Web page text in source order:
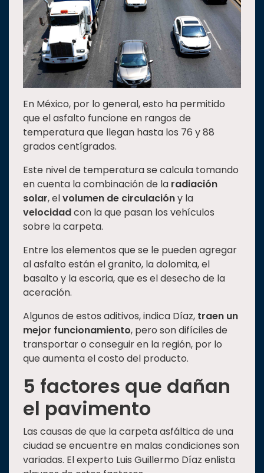
En México, por lo general, esto ha permitido
que el asfalto funcione en rangos de
temperatura que llegan hasta los 76 y 88
grados centígrados.
Este nivel de temperatura se calcula tomando
en cuenta la combinación de la radiación
solar, elvolumen de circulacióny la
velocidadcon la que pasan los vehículos
sobre la carpeta.
Entre los elementos que se le pueden agregar
al asfalto están el granito, la dolomita, el
basalto y la escoria, que es el desecho de la
aceración.
Algunos de estos aditivos, indica Díaz, traen un
mejor funcionamiento, pero son difíciles de
transportar o conseguir en la región, por lo
que aumenta el costo del producto.
5 factores que dañan
el pavimento
Las causas de que la carpeta asfáltica de una
ciudad se encuentre en malas condiciones son
variadas. El experto Luis Guillermo Díaz enlista